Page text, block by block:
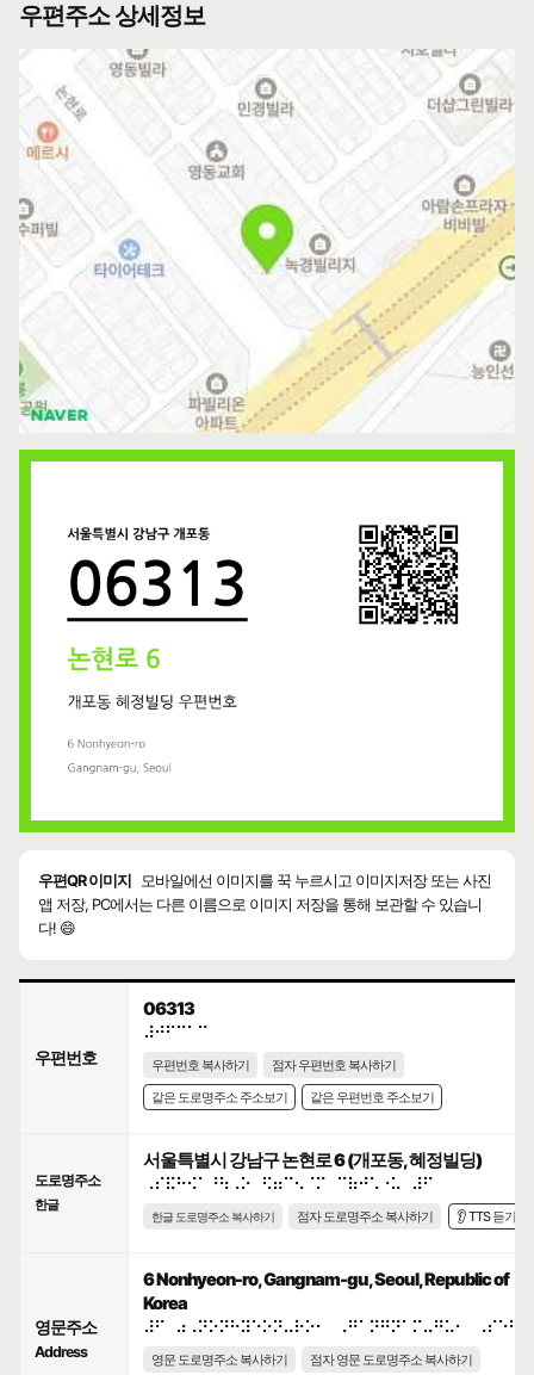
우편주소 상세정보
우편QR 이미지
모바일에선 이미지를 꾹 누르시고 이미지저장 또는 사진
앱 저장, PC에서는 다른 이름으로 이미지 저장을 통해 보관할 수 있습니
다! 😄
우편번호
06313
⠼⠚⠋⠉⠁⠉
우편번호 복사하기
점자 우편번호 복사하기
같은 도로명주소 주소보기
같은 우편번호 주소보기
도로명주소
한글
서울특별시 강남구 논현로 6 (개포동, 혜정빌딩)
⠠⠎⠯⠓⠪⠁⠘⠳⠠⠕⠀⠫⠶⠉⠢⠈⠍⠀⠉⠷⠚⠡⠐⠥⠀⠼⠋
한글 도로명주소 복사하기 점자 도로명주소 복사하기 👂 TTS 듣기
영문주소
Address
6 Nonhyeon-ro, Gangnam-gu, Seoul, Republic of
Korea
영문 도로명주소 복사하기 점자 영문 도로명주소 복사하기